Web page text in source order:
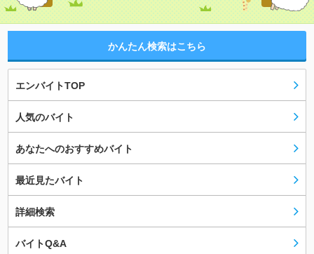
かんたん検索はこちら
エンバイトTOP
人気のバイト
あなたへのおすすめバイト
最近見たバイト
詳細検索
バイトQ&A